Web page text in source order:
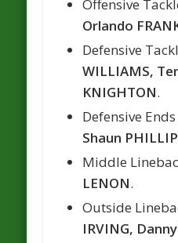
Offensive
Orlando
Defensive
WILLIAMS,
KNIGHTON.
Defensive Ends
Shaun
Middle
LENON.
Outside
IRVING,